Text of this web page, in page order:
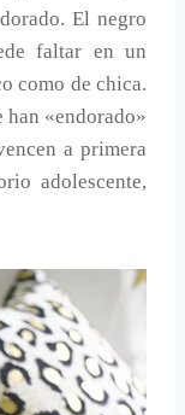
El negro
faltar en un
como de chica.
han «endorado»
a primera
adolescente,